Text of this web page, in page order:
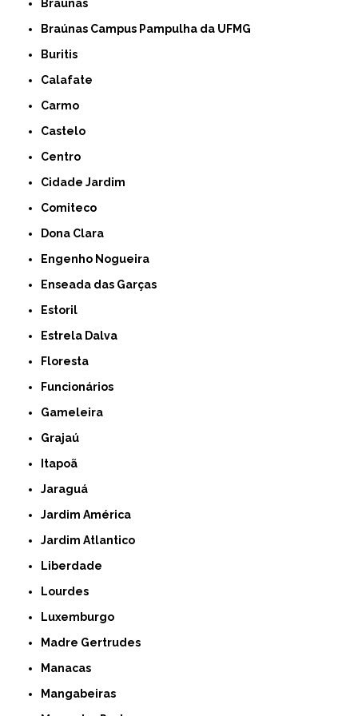
Braúnas
Braúnas Campus Pampulha da UFMG
Buritis
Calafate
Carmo
Castelo
Centro
Cidade Jardim
Comiteco
Dona Clara
Engenho Nogueira
Enseada das Garças
Estoril
Estrela Dalva
Floresta
Funcionários
Gameleira
Grajaú
Itapoã
Jaraguá
Jardim América
Jardim Atlantico
Liberdade
Lourdes
Luxemburgo
Madre Gertrudes
Manacas
Mangabeiras